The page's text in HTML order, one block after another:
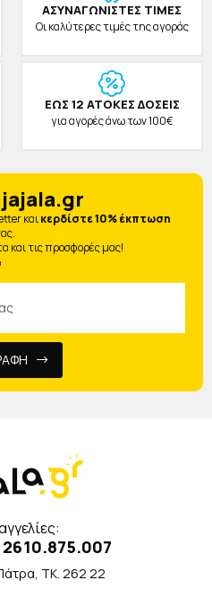
ΑΣΥΝΑΓΩΝΙΣΤΕΣ ΤΙΜΕΣ
Οι καλύτερες τιμές της αγοράς
ΕΩΣ 12 ΑΤΟΚΕΣ ΔΟΣΕΙΣ
για αγορές άνω των 100€
καικερδίστε 10% έκπτωση
και τις προσφορές μας!
2610.875.007
TK. 262 22